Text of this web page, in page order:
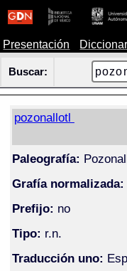
Presentación
Buscar:
pozonallotl
Paleografía:
Grafía normalizada:
Prefijo: no
Tipo: r.n.
Traducción uno: